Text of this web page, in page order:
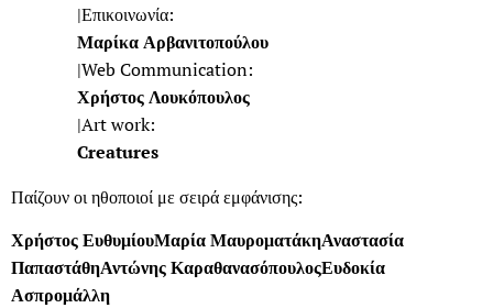
|Επικοινωνία:
Μαρίκα Αρβανιτοπούλου
|Web Communication:
Χρήστος Λουκόπουλος
|Art work:
Creatures
Παίζουν οι ηθοποιοί με σειρά εμφάνισης:
Χρήστος ΕυθυμίουΜαρία ΜαυροματάκηΑναστασία
ΠαπαστάθηΑντώνης ΚαραθανασόπουλοςΕυδοκία
Ασπρομάλλη